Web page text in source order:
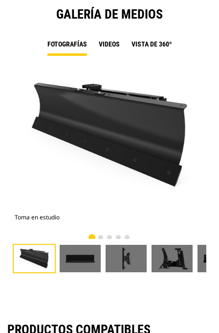
GALERÍA DE MEDIOS
FOTOGRAFÍAS VIDEOS VISTA DE 360º
Toma en estudio
PRODUCTOS COMPATIBLES